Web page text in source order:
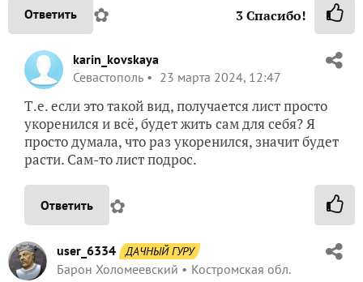
Ответить ✿ 3Спасибо!
karin_kovskaya
Севастополь
23 марта 2024, 12:47
Т.е. если это такой вид, получается лист просто
укоренился и всё, будет жить сам для себя? Я
просто думала, что раз укоренился, значит будет
расти. Сам-то лист подрос.
Ответить ✿
user_6334 ДАЧНЫЙ ГУРУ
Барон Холомеевский
Костромская обл.